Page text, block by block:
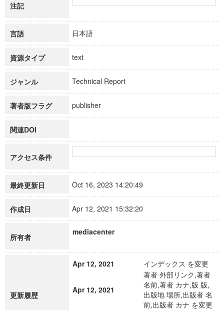
注記
言語 日本語
資源タイプ text
ジャンル Technical Report
著者版フラグ publisher
関連DOI
アクセス条件
最終更新日 Oct 16, 2023 14:20:49
作成日 Apr 12, 2021 15:32:20
所有者
mediacenter
更新履歴
Apr 12, 2021 インデックス を変更
Apr 12, 2021
著者 外部リンク,著者
名前,著者 カナ,版 版,
出版地 場所,出版者 名
前,出版者 カナ を変更